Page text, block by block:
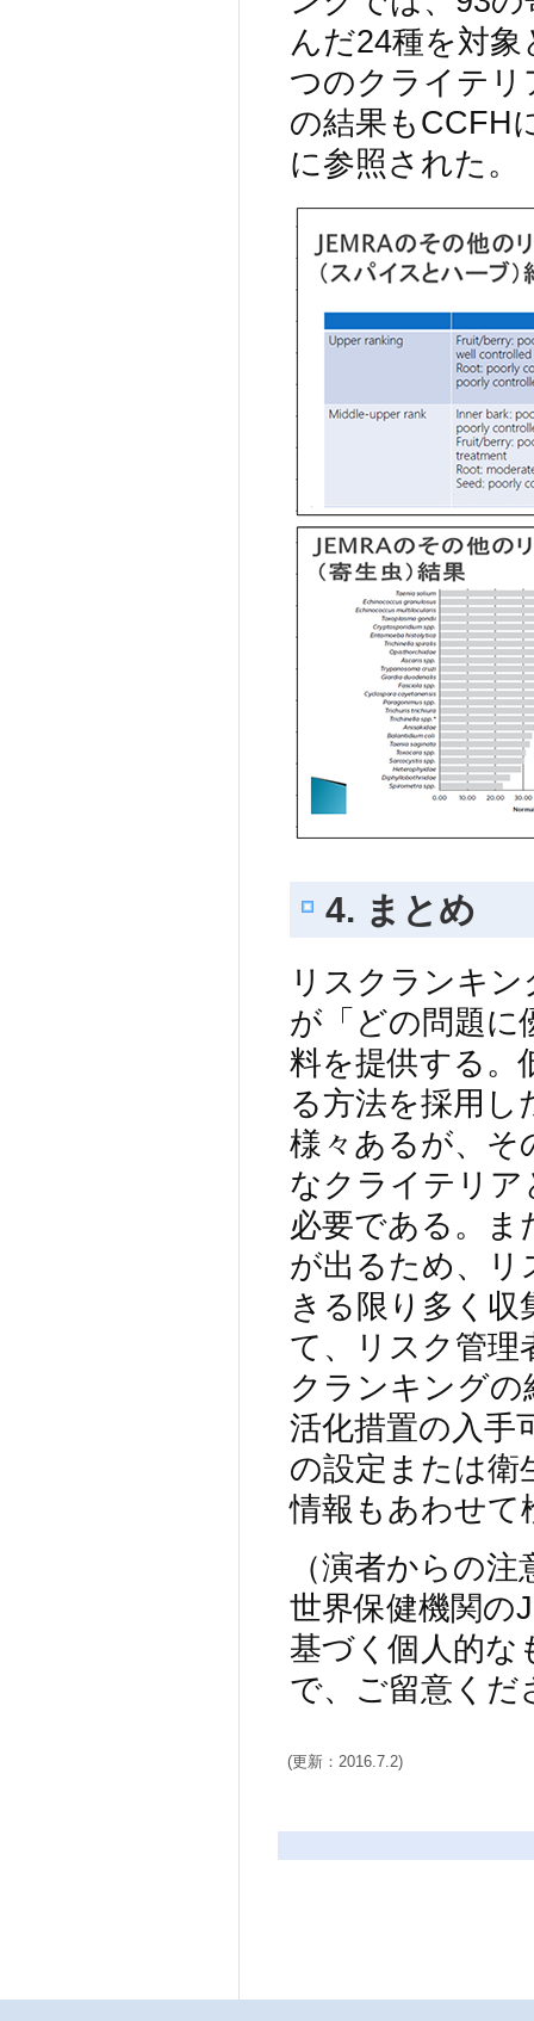
んだ24種を対
つのクライテ
の結果もCCFH
に参照された。
4. まとめ
リスクランキ
が「どの問題に
料を提供する。
る方法を採用
様々あるが、そ
なクライテリア
必要である。
が出るため、
きる限り多く
て、リスク管理
クランキング
活化措置の入手
の設定または衛
情報もあわせて
（演者からの
世界保健機関の
基づく個人的な
で、ご留意くだ
(更新：2016.7.2)